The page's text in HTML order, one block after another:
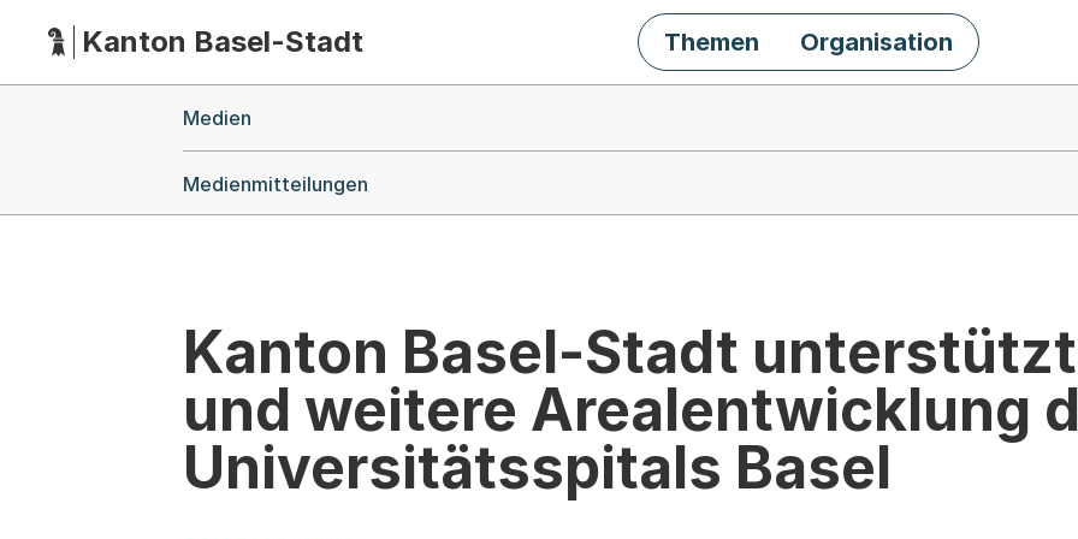
HauptnavigationKanton Basel-Stadt Themen Organisation
Medien
Medienmitteilungen
Kanton Basel-Stadt
und weitere Arealentwicklung
Universitätsspitals Basel